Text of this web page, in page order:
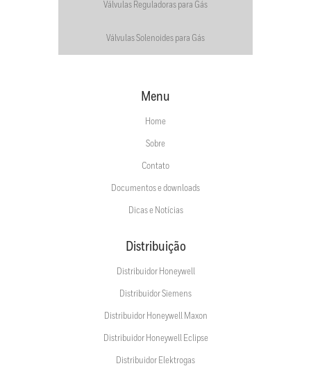
Válvulas Reguladoras para Gás
Válvulas Solenoides para Gás
Menu
Home
Sobre
Contato
Documentos e downloads
Dicas e Notícias
Distribuição
Distribuidor Honeywell
Distribuidor Siemens
Distribuidor Honeywell Maxon
Distribuidor Honeywell Eclipse
Distribuidor Elektrogas